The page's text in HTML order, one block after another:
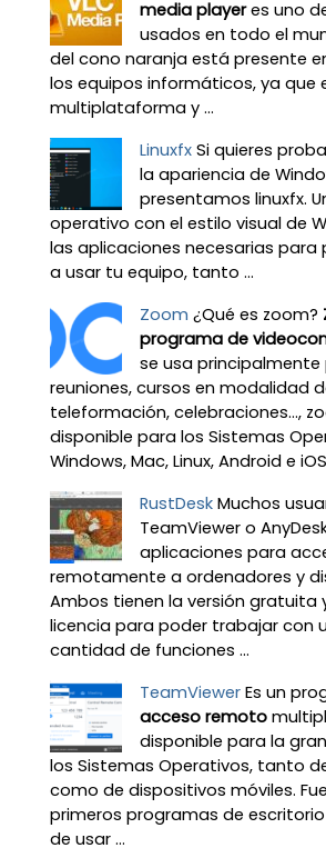
media playeres uno
usados en todo el
del cono naranja está presente
los equipos informáticos, ya que
multiplataforma y ...
Linuxfx Si quieres
la apariencia de
presentamos linuxfx.
operativo con el estilo visual de
las aplicaciones necesarias para
a usar tu equipo, tanto ...
Zoom ¿Qué es zoom?
programa de
se usa principalmente
reuniones, cursos en modalidad
teleformación, celebraciones…,
disponible para los Sistemas
Windows, Mac, Linux, Android e iOS
RustDesk Muchos
TeamViewer o
aplicaciones para
remotamente a ordenadores y
Ambos tienen la versión gratuita
licencia para poder trabajar con
cantidad de funciones ...
TeamViewer Es un
acceso remoto
disponible para la
los Sistemas Operativos, tanto
como de dispositivos móviles.
primeros programas de
de usar ...